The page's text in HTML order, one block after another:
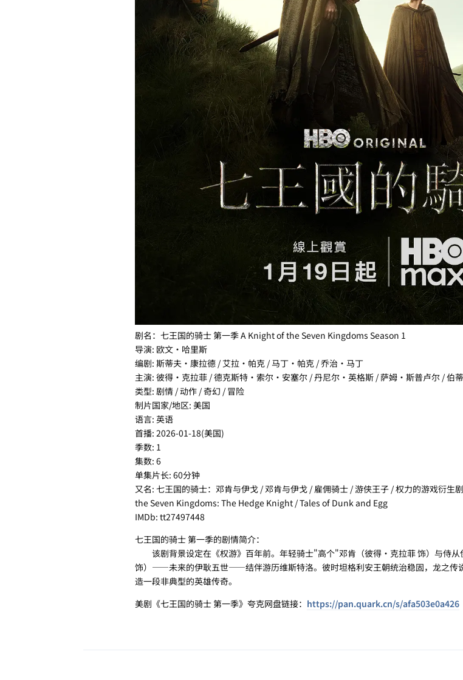
剧名：七王国的骑士 第一季 A Knight of the Seven Kingdoms Season 1
导演: 欧文·哈里斯
编剧: 斯蒂夫·康拉德 / 艾拉·帕克 / 马丁·帕克 / 乔治·马丁
主演: 彼得·克拉菲 / 德克斯特·索尔·安塞尔 / 丹尼尔·英格斯 / 萨姆·斯普卢尔 / 伯
类型: 剧情 / 动作 / 奇幻 / 冒险
制片国家/地区: 美国
语言: 英语
首播: 2026-01-18(美国)
季数: 1
集数: 6
单集片长: 60分钟
又名: 七王国的骑士：邓肯与伊戈 / 邓肯与伊戈 / 雇佣骑士 / 游侠王子 / 权力的游戏衍生
the Seven Kingdoms: The Hedge Knight / Tales of Dunk and Egg
IMDb: tt27497448
七王国的骑士 第一季的剧情简介：
该剧背景设定在《权游》百年前。年轻骑士"高个"邓肯（彼得·克拉菲 饰）与侍
饰）——未来的伊耿五世——结伴游历维斯特洛。彼时坦格利安王朝统治稳固，龙之传
造一段非典型的英雄传奇。
美剧《七王国的骑士 第一季》夸克网盘链接： https://pan.quark.cn/s/afa503e0a426